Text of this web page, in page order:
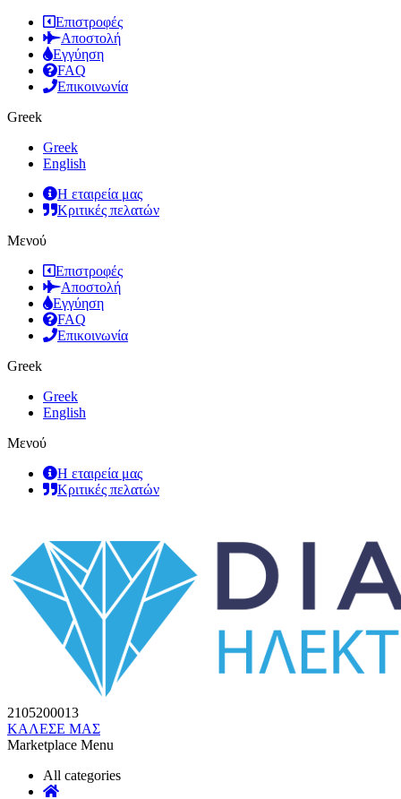
Επιστροφές
Αποστολή
Εγγύηση
FAQ
Επικοινωνία
Greek
Greek
English
Η εταιρεία μας
Κριτικές πελατών
Μενού
Επιστροφές
Αποστολή
Εγγύηση
FAQ
Επικοινωνία
Greek
Greek
English
Μενού
Η εταιρεία μας
Κριτικές πελατών
2105200013
ΚΑΛΕΣΕ ΜΑΣ
Marketplace Menu
All categories